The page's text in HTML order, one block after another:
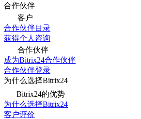
合作伙伴
客户
合作伙伴目录
获得个人咨询
合作伙伴
成为Bitrix24合作伙伴
合作伙伴登录
为什么选择Bitrix24
Bitrix24的优势
为什么选择Bitrix24
客户评价